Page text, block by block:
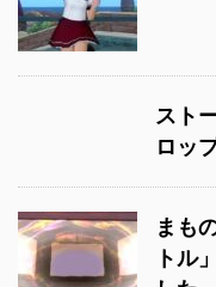
スト
ロッ
まも
トル